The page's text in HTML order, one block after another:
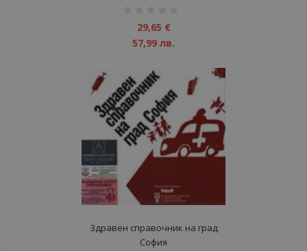
29,65 €
57,99 лв.
Здравен справочник на град
София